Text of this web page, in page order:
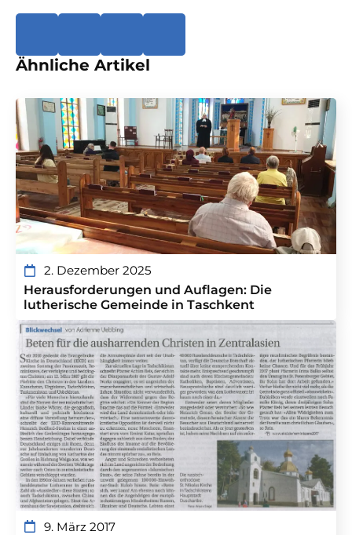
Ähnliche Artikel
2. Dezember 2025
Herausforderungen und Auflagen: Die
lutherische Gemeinde in Taschkent
9. März 2017